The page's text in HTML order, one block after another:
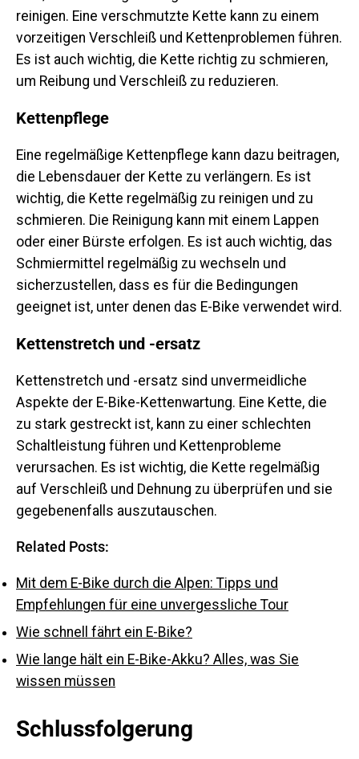
reinigen. Eine verschmutzte Kette kann zu einem
vorzeitigen Verschleiß und Kettenproblemen führen.
Es ist auch wichtig, die Kette richtig zu schmieren,
um Reibung und Verschleiß zu reduzieren.
Kettenpflege
Eine regelmäßige Kettenpflege kann dazu beitragen,
die Lebensdauer der Kette zu verlängern. Es ist
wichtig, die Kette regelmäßig zu reinigen und zu
schmieren. Die Reinigung kann mit einem Lappen
oder einer Bürste erfolgen. Es ist auch wichtig, das
Schmiermittel regelmäßig zu wechseln und
sicherzustellen, dass es für die Bedingungen
geeignet ist, unter denen das E-Bike verwendet wird.
Kettenstretch und -ersatz
Kettenstretch und -ersatz sind unvermeidliche
Aspekte der E-Bike-Kettenwartung. Eine Kette, die
zu stark gestreckt ist, kann zu einer schlechten
Schaltleistung führen und Kettenprobleme
verursachen. Es ist wichtig, die Kette regelmäßig
auf Verschleiß und Dehnung zu überprüfen und sie
gegebenenfalls auszutauschen.
Related Posts:
Mit dem E-Bike durch die Alpen: Tipps und
Empfehlungen für eine unvergessliche Tour
Wie schnell fährt ein E-Bike?
Wie lange hält ein E-Bike-Akku? Alles, was Sie
wissen müssen
Schlussfolgerung